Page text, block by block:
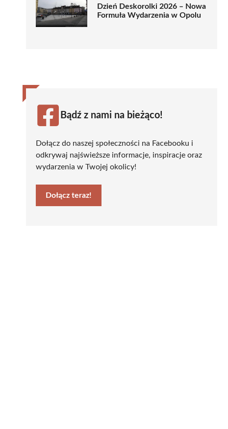
Dzień Deskorolki 2026 – Nowa
Formuła Wydarzenia w Opolu
Bądź z nami na bieżąco!
Dołącz do naszej społeczności na Facebooku i
odkrywaj najświeższe informacje, inspiracje oraz
wydarzenia w Twojej okolicy!
Dołącz teraz!